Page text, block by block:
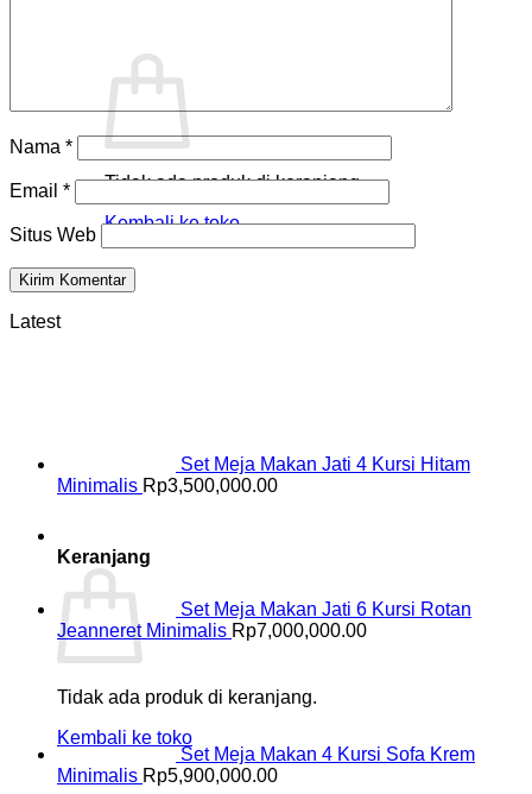
Tidak ada produk di keranjang.
Kembali ke toko
Keranjang
Tidak ada produk di keranjang.
Kembali ke toko
Nama *
Email *
Situs Web
Latest
Set Meja Makan Jati 4 Kursi Hitam
Minimalis Rp3,500,000.00
Set Meja Makan Jati 6 Kursi Rotan
Jeanneret Minimalis Rp7,000,000.00
Set Meja Makan 4 Kursi Sofa Krem
Minimalis Rp5,900,000.00